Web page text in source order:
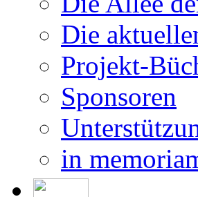
Die
Projekt-
Sponsoren
in